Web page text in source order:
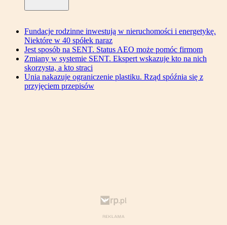
Fundacje rodzinne inwestują w nieruchomości i energetykę.
Niektóre w 40 spółek naraz
Jest sposób na SENT. Status AEO może pomóc firmom
Zmiany w systemie SENT. Ekspert wskazuje kto na nich
skorzysta, a kto straci
Unia nakazuje ograniczenie plastiku. Rząd spóźnia się z
przyjęciem przepisów